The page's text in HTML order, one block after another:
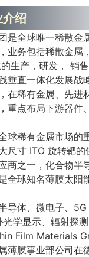
绍
是全球唯一稀散金
业务包括稀散金属
生产，研发， 销售
垂直一体化发展战
在稀有金属、先进
重点布局下游器件
球稀有金属市场的
尺寸 ITO 旋转靶的
商之一，化合物半
全球知名薄膜太阳
导体、微电子、5G
学显示、辐射探测
Film Materials
薄膜事业部公司在